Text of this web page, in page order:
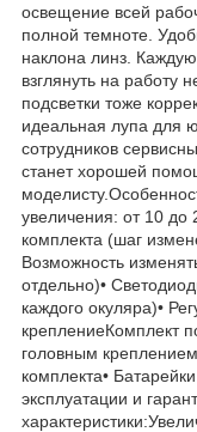
освещение всей
полной темноте.
наклона линз.
взглянуть на работу
подсветки тоже
идеальная лупа для
сотрудников
станет хорошей
увеличения: от 10
комплекта (шаг
Возможность
отдельно)•
каждого окуляра)•
креплениеКомплект
головным
комплекта•
эксплуатации и